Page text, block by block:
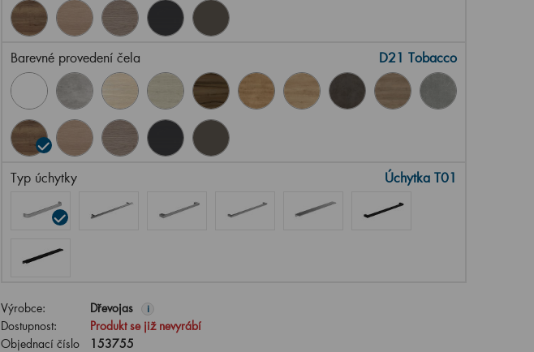
Barevné provedení čela D21 Tobacco
Typ úchytky Úchytka T01
Výrobce: Dřevojas i
Dostupnost:
Produkt se již nevyrábí
Objednací číslo
153755